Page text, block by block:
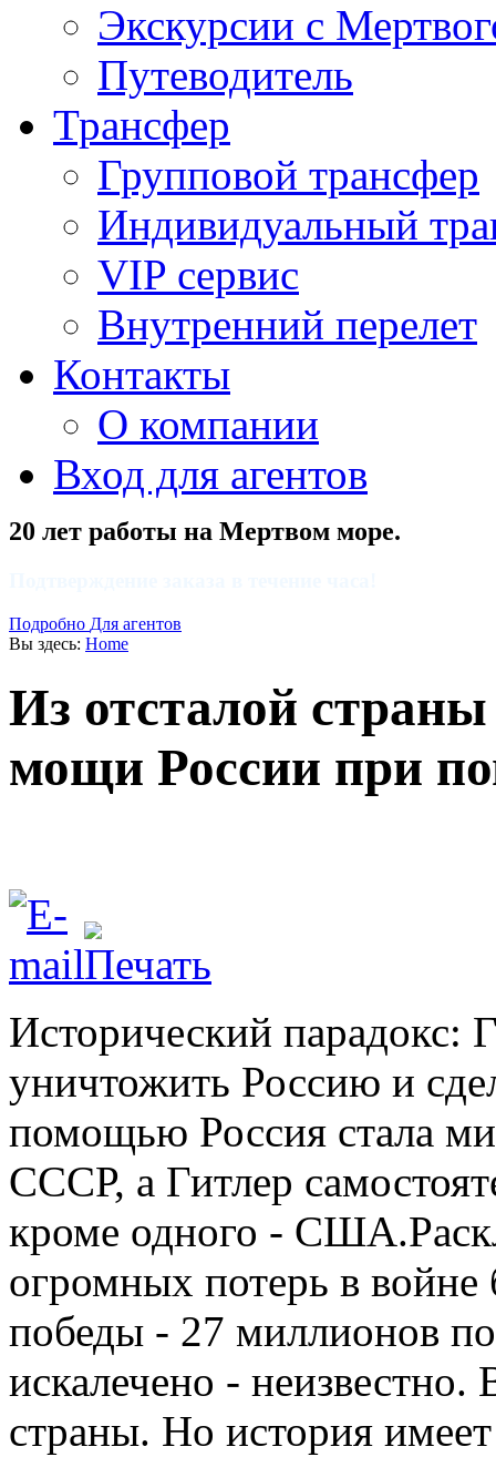
Экскурсии с
Путеводитель
Трансфер
Групповой трансфер
Индивидуальный
VIP сервис
Внутренний перелет
Контакты
О компании
Вход для агентов
20 лет работы на Мертвом море.
Подробно Для агентов
Вы здесь: Home
Из отсталой
мощи России при
Исторический парадокс:
уничтожить Россию и
помощью Россия стала
СССР, а Гитлер
кроме одного -
огромных потерь в войне
победы - 27 миллионов
искалечено -
страны. Но история